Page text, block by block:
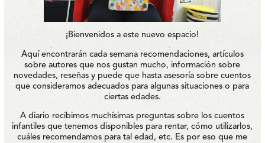
¡Bienvenidos a este nuevo espacio!
Aquí encontrarán cada semana recomendaciones, artículos
sobre autores que nos gustan mucho, información sobre
novedades, reseñas y puede que hasta asesoría sobre cuentos
que consideramos adecuados para algunas situaciones o para
ciertas edades.
A diario recibimos muchísimas preguntas sobre los cuentos
infantiles que tenemos disponibles para rentar, cómo utilizarlos,
cuáles recomendamos para tal edad, etc. Es por eso que me